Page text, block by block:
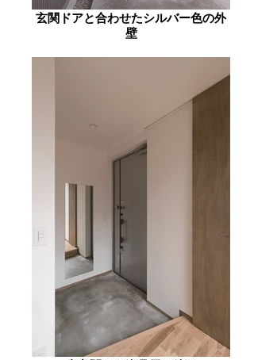
玄関ドアと合わせたシルバー色の外
壁